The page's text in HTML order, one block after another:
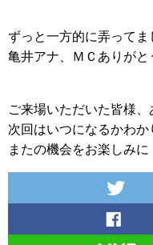
ずっと一方的に弄ってま
亀井アナ、ＭＣありがと
ご来場いただいた皆様、
次回はいつになるかわか
またの機会をお楽しみに